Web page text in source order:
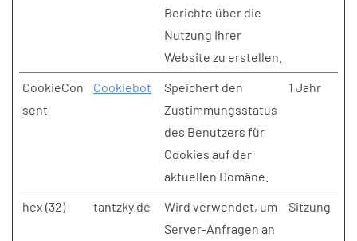
Berichte über die
Nutzung Ihrer
Website zu erstellen.
CookieCon
sent
Cookiebot
Speichert den
Zustimmungsstatus
des Benutzers für
Cookies auf der
aktuellen Domäne.
1 Jahr
hex (32) tantzky.de
Wird verwendet, um
Server-Anfragen an
Sitzung